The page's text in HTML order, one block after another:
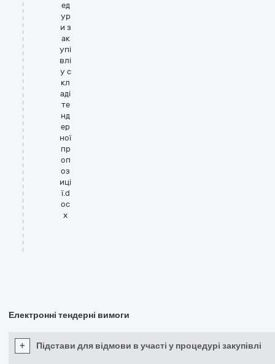
ед
ур
и з
ак
упі
влі
у с
кл
аді
те
нд
ер
ної
пр
оп
оз
иці
ї.d
oc
x
Електронні тендерні вимоги
+ Підстави для відмови в участі у процедурі закупівлі